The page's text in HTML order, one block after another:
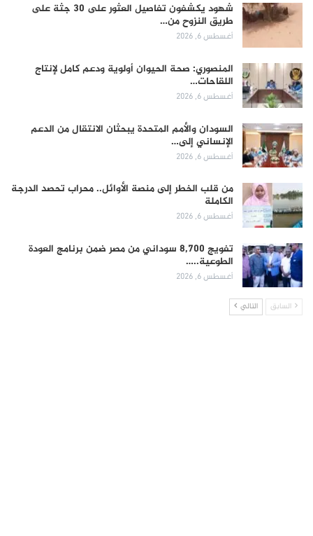
شهود يكشفون تفاصيل العثور على 30 جثة على
طريق النزوح من…
أغسطس 6, 2026
المنصوري: صحة الحيوان أولوية ودعم كامل لإنتاج
اللقاحات…
أغسطس 6, 2026
السودان والأمم المتحدة يبحثان الانتقال من الدعم
الإنساني إلى…
أغسطس 6, 2026
من قلب الخطر إلى منصة الأوائل.. محراب تحصد الدرجة
الكاملة
أغسطس 6, 2026
تفويج 8,700 سوداني من مصر ضمن برنامج العودة
الطوعية..…
أغسطس 6, 2026
السابق التالي